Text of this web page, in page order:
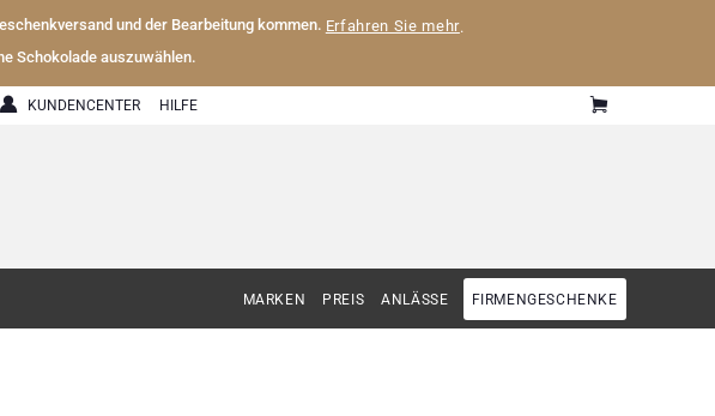
und der Bearbeitung kommen. Erfahren Sie mehr.
Schokolade auszuwählen.
KUNDENCENTER HILFE
MARKEN PREIS ANLÄSSE FIRMENGESCHENKE